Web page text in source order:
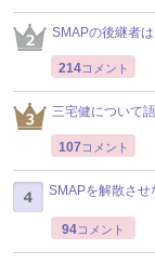
SMAPの後継者
214コメント
三宅健について
107 コメント
SMAPを解散させ
94コメント